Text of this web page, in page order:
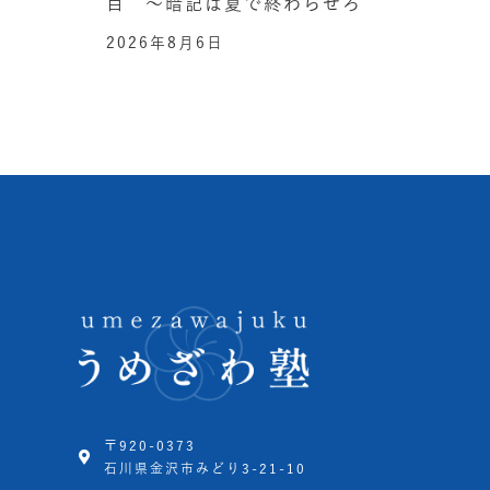
2026年8月6日
〒920-0373
石川県金沢市みどり3-21-10